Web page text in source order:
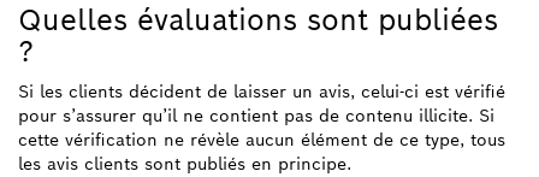
Quelles évaluations sont publiées
?
Si les clients décident de laisser un avis, celui-ci est vérifié
pour s’assurer qu’il ne contient pas de contenu illicite. Si
cette vérification ne révèle aucun élément de ce type, tous
les avis clients sont publiés en principe.